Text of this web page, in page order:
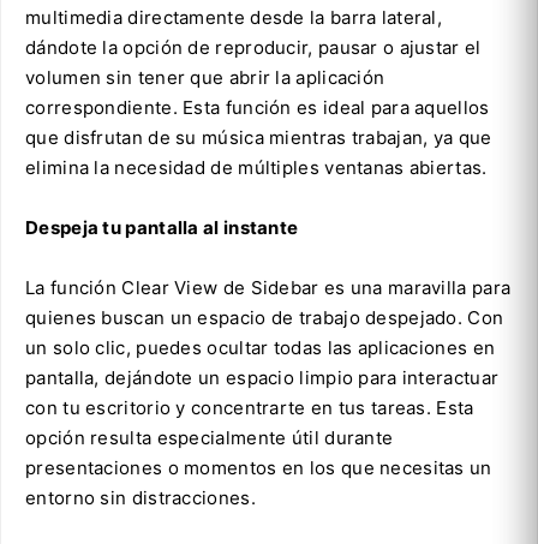
multimedia directamente desde la barra lateral,
dándote la opción de reproducir, pausar o ajustar el
volumen sin tener que abrir la aplicación
correspondiente. Esta función es ideal para aquellos
que disfrutan de su música mientras trabajan, ya que
elimina la necesidad de múltiples ventanas abiertas.
Despeja tu pantalla al instante
La función Clear View de Sidebar es una maravilla para
quienes buscan un espacio de trabajo despejado. Con
un solo clic, puedes ocultar todas las aplicaciones en
pantalla, dejándote un espacio limpio para interactuar
con tu escritorio y concentrarte en tus tareas. Esta
opción resulta especialmente útil durante
presentaciones o momentos en los que necesitas un
entorno sin distracciones.